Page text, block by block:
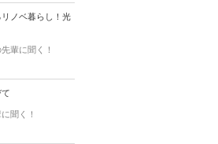
ノベ暮らし！光
輩に聞く！
聞く！